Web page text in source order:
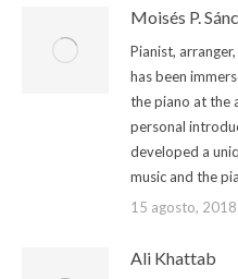
Moisés P.
Pianist,
has been
the piano at the
personal
developed a
music and the
15 agosto, 2018
Ali Khattab